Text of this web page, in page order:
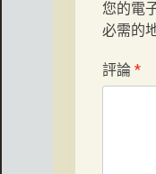
您的電
必需的
評論 *